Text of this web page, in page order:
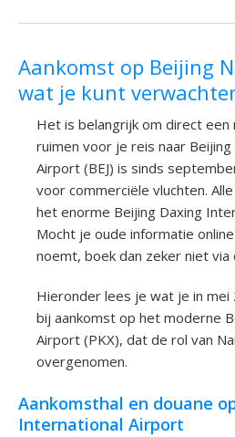
Aankomst op Beijing
wat je kunt
Het is belangrijk om direct
ruimen voor je reis naar Beijing
Airport (BEJ) is sinds
voor commerciële vluchten.
het enorme Beijing Daxing
Mocht je oude informatie
noemt, boek dan zeker niet via
Hieronder lees je wat je in
bij aankomst op het moderne
Airport (PKX), dat de rol van
overgenomen.
Aankomsthal en douane
International Airport